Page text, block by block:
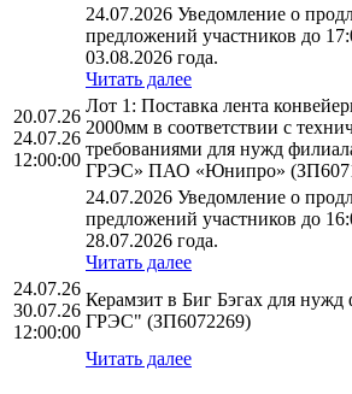
24.07.2026 Уведомление о
предложений участников до
03.08.2026 года.
Читать далее
20.07.26
24.07.26
12:00:00
Лот 1: Поставка лента
2000мм в соответствии с
требованиями для нужд
ГРЭС» ПАО «Юнипро»
24.07.2026 Уведомление о
предложений участников до
28.07.2026 года.
Читать далее
24.07.26
30.07.26
12:00:00
Керамзит в Биг Бэгах для
ГРЭС" (ЗП6072269)
Читать далее